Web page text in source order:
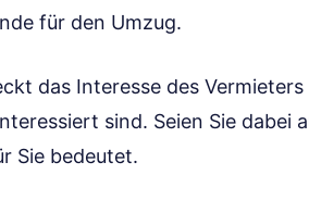
für den Umzug.
das Interesse des
sind. Seien Sie dabei
Sie bedeutet.